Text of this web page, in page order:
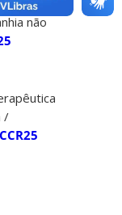
não
/